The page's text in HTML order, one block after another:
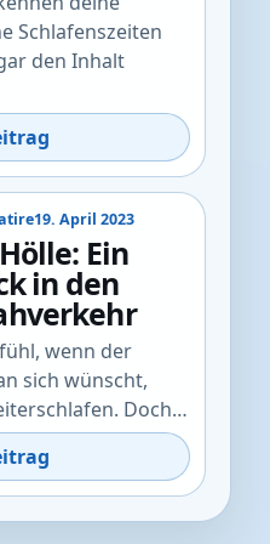
Schlafenszeiten
den Inhalt
19. April 2023
Ein
in den
wenn der
sich wünscht,
Doch…